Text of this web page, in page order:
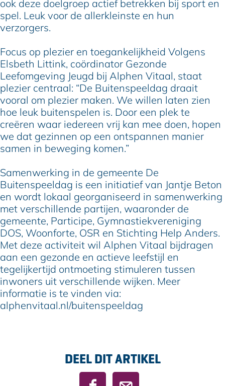
ook deze doelgroep actief betrekken bij sport en
spel. Leuk voor de allerkleinste en hun
verzorgers.
Focus op plezier en toegankelijkheid Volgens
Elsbeth Littink, coördinator Gezonde
Leefomgeving Jeugd bij Alphen Vitaal, staat
plezier centraal: “De Buitenspeeldag draait
vooral om plezier maken. We willen laten zien
hoe leuk buitenspelen is. Door een plek te
creëren waar iedereen vrij kan mee doen, hopen
we dat gezinnen op een ontspannen manier
samen in beweging komen.”
Samenwerking in de gemeente De
Buitenspeeldag is een initiatief van Jantje Beton
en wordt lokaal georganiseerd in samenwerking
met verschillende partijen, waaronder de
gemeente, Participe, Gymnastiekvereniging
DOS, Woonforte, OSR en Stichting Help Anders.
Met deze activiteit wil Alphen Vitaal bijdragen
aan een gezonde en actieve leefstijl en
tegelijkertijd ontmoeting stimuleren tussen
inwoners uit verschillende wijken. Meer
informatie is te vinden via:
alphenvitaal.nl/buitenspeeldag
DEEL DIT ARTIKEL